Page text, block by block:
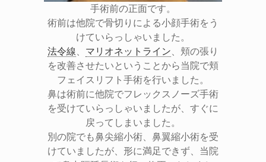
手術前の正面です。
術前は他院で骨切りによる小顔手術をう
けていらっしゃいました。
法令線
マリオネットライン 、頬の張り
を改善させたいということから当院で頬
フェイスリフト手術を行いました。
鼻は術前に他院でフレックスノーズ手術
を受けていらっしゃいましたが、すぐに
戻ってしまいました。
別の院でも鼻尖縮小術、鼻翼縮小術を受
けていましたが、形に満足できず、当院